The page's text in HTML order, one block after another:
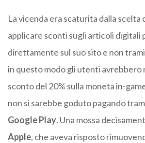
La vicenda era scaturita dalla scelta
applicare sconti sugli articoli digitali
direttamente sul suo sito e non
in questo modo gli utenti avrebbero
sconto del 20% sulla moneta in-
non si sarebbe goduto pagando
Google Play. Una mossa
Apple, che aveva risposto